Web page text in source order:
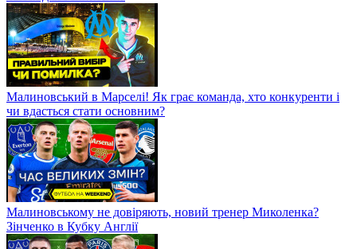
Чому провалився Мудрик? Суворі правила для Миколенка і
суперматч Малиновського
Дебют Малиновського у Марселі, прокляття Зінченка і матч-
життя для Миколенка
Малиновський в Марселі! Як грає команда, хто конкуренти і